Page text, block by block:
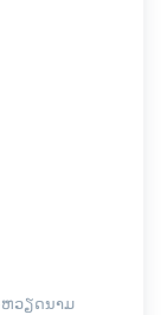
ຫວຽດນາມ